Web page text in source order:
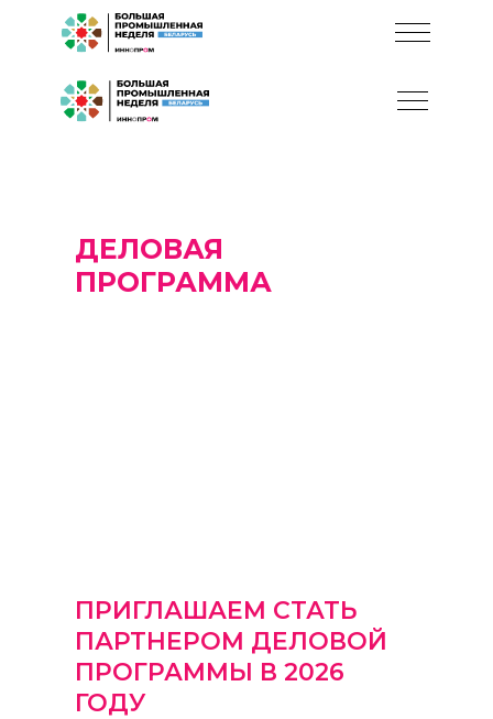
ДЕЛОВАЯ
ПРОГРАММА
ПРИГЛАШАЕМ СТАТЬ
ПАРТНЕРОМ ДЕЛОВОЙ
ПРОГРАММЫ В 2026
ГОДУ